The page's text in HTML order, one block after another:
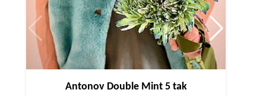
Antonov Double Mint 5 tak